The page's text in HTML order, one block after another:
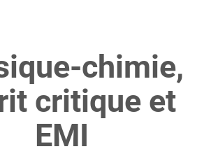
chimie,
critique et
EMI